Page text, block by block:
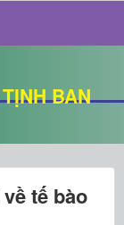
BAN
tế bào